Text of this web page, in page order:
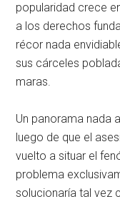
popularidad crece
a los derechos
récor nada
sus cárceles
maras.
Un panorama nada
luego de que el
vuelto a situar el
problema
solucionaría tal vez